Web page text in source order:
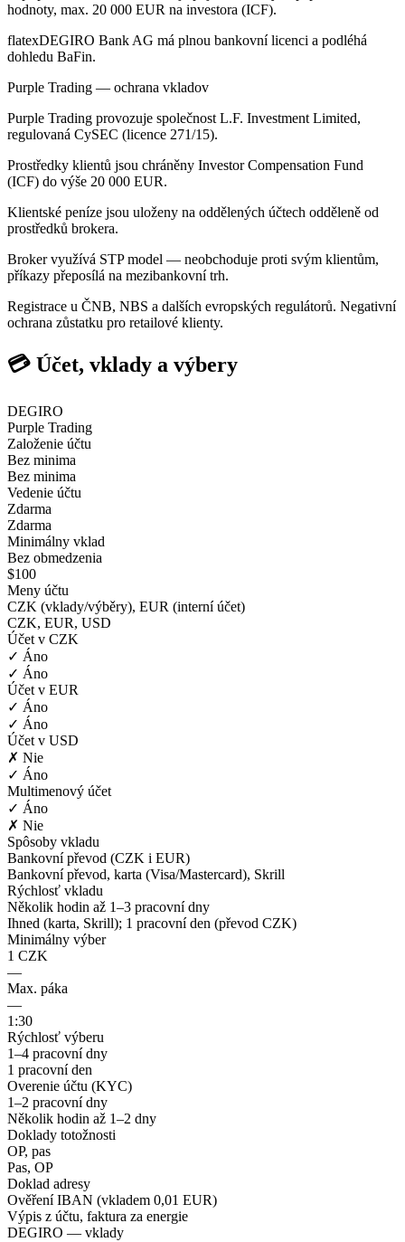
hodnoty, max. 20 000 EUR na investora (ICF).
flatexDEGIRO Bank AG má plnou bankovní licenci a podléhá
dohledu BaFin.
Purple Trading — ochrana vkladov
Purple Trading provozuje společnost L.F. Investment Limited,
regulovaná CySEC (licence 271/15).
Prostředky klientů jsou chráněny Investor Compensation Fund
(ICF) do výše 20 000 EUR.
Klientské peníze jsou uloženy na oddělených účtech odděleně od
prostředků brokera.
Broker využívá STP model — neobchoduje proti svým klientům,
příkazy přeposílá na mezibankovní trh.
Registrace u ČNB, NBS a dalších evropských regulátorů. Negativní
ochrana zůstatku pro retailové klienty.
💳 Účet, vklady a výbery
DEGIRO
Purple Trading
Založenie účtu
Bez minima
Bez minima
Vedenie účtu
Zdarma
Zdarma
Minimálny vklad
Bez obmedzenia
$100
Meny účtu
CZK (vklady/výběry), EUR (interní účet)
CZK, EUR, USD
Účet v CZK
✓ Áno
✓ Áno
Účet v EUR
✓ Áno
✓ Áno
Účet v USD
✗ Nie
✓ Áno
Multimenový účet
✓ Áno
✗ Nie
Spôsoby vkladu
Bankovní převod (CZK i EUR)
Bankovní převod, karta (Visa/Mastercard), Skrill
Rýchlosť vkladu
Několik hodin až 1–3 pracovní dny
Ihned (karta, Skrill); 1 pracovní den (převod CZK)
Minimálny výber
1 CZK
—
Max. páka
—
1:30
Rýchlosť výberu
1–4 pracovní dny
1 pracovní den
Overenie účtu (KYC)
1–2 pracovní dny
Několik hodin až 1–2 dny
Doklady totožnosti
OP, pas
Pas, OP
Doklad adresy
Ověření IBAN (vkladem 0,01 EUR)
Výpis z účtu, faktura za energie
DEGIRO — vklady